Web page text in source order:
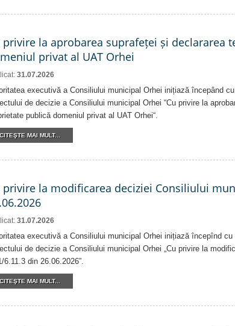
privire la aprobarea suprafeței și declararea
privat al UAT Orhei
31.07.2026
executivă a Consiliului municipal Orhei inițiază începând
de decizie a Consiliului municipal Orhei “Cu privire la
publică domeniul privat al UAT Orhei“.
CITEŞTE MAI MULT...
privire la modificarea deciziei Consiliului
31.07.2026
executivă a Consiliului municipal Orhei inițiază începînd
de decizie a Consiliului municipal Orhei „Cu privire la
6.11.3 din 26.06.2026”.
CITEŞTE MAI MULT...